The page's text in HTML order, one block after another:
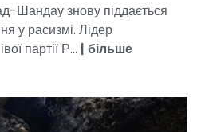
Шандау знову піддається
у расизмі. Лідер
партії Р... | більше